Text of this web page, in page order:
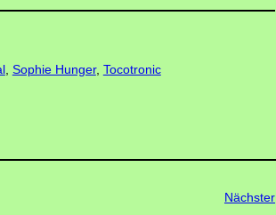
, Sophie Hunger, Tocotronic
Nächster